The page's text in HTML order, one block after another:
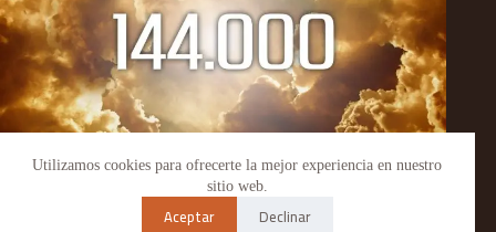
Utilizamos cookies para ofrecerte la mejor experiencia en nuestro
sitio web.
Aceptar Declinar
Copyright © 2026 - WordPress Theme byCreative Themes